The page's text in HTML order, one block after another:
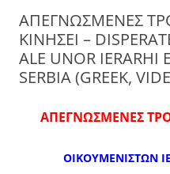
ΑΠΕΓΝΩΣΜΕΝΕΣ
ΚΙΝΗΣΕΙ –
ALE UNOR IERARHI
SERBIA (GREEK,
ΑΠΕΓΝΩΣΜΕΝΕΣ
ΟΙΚΟΥΜΕΝΙΣΤΩΝ